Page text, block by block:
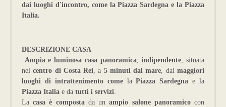
dai luoghi d'incontro, come la Piazza Sardegna e la Piazza
Italia.
DESCRIZIONE CASA
Ampia e luminosa casa panoramica
indipendente , situata
nelcentro di Costa Rei , a 5 minuti dal mare , daimaggiori
luoghi di intrattenimento come laPiazza Sardegnae la
Piazza Italia e da tutti i servizi
Lacasa è composta da unampio salone panoramicocon